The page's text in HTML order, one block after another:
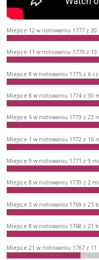
Miejsce 12 w notowaniu 1777 z
Miejsce 11 w notowaniu 1776 z
Miejsce 8 w notowaniu 1775 z 6
Miejsce 8 w notowaniu 1774 z 30
Miejsce 6 w notowaniu 1773 z 23
Miejsce 1 w notowaniu 1772 z 16
Miejsce 9 w notowaniu 1771 z 9
Miejsce 8 w notowaniu 1770 z 2
Miejsce 3 w notowaniu 1769 z 25
Miejsce 8 w notowaniu 1768 z 21
Miejsce 21 w notowaniu 1767 z